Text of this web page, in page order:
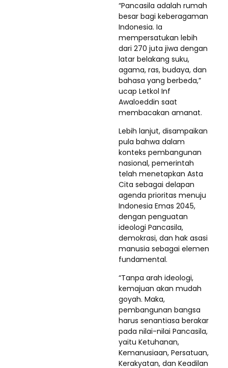
“Pancasila adalah rumah
besar bagi keberagaman
Indonesia. Ia
mempersatukan lebih
dari 270 juta jiwa dengan
latar belakang suku,
agama, ras, budaya, dan
bahasa yang berbeda,”
ucap Letkol Inf
Awaloeddin saat
membacakan amanat.
Lebih lanjut, disampaikan
pula bahwa dalam
konteks pembangunan
nasional, pemerintah
telah menetapkan Asta
Cita sebagai delapan
agenda prioritas menuju
Indonesia Emas 2045,
dengan penguatan
ideologi Pancasila,
demokrasi, dan hak asasi
manusia sebagai elemen
fundamental.
“Tanpa arah ideologi,
kemajuan akan mudah
goyah. Maka,
pembangunan bangsa
harus senantiasa berakar
pada nilai-nilai Pancasila,
yaitu Ketuhanan,
Kemanusiaan, Persatuan,
Kerakyatan, dan Keadilan